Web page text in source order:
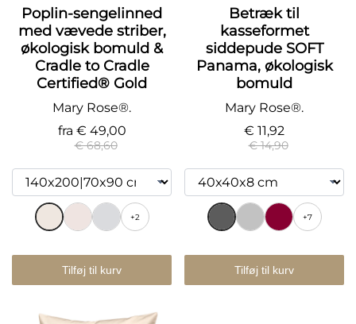
Poplin-sengelinned
med vævede striber,
økologisk bomuld &
Cradle to Cradle
Certified® Gold
Mary Rose®.
fra € 49,00
€ 68,60
+2
Tilføj til kurv
Betræk til
kasseformet
siddepude SOFT
Panama, økologisk
bomuld
Mary Rose®.
€ 11,92
€ 14,90
+7
Tilføj til kurv